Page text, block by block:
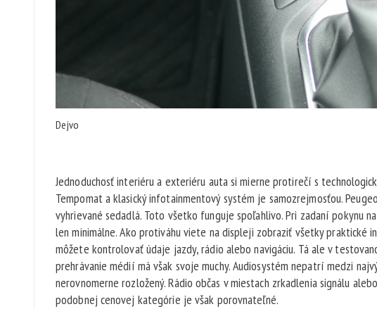
Dejvo
Jednoduchosť interiéru a exteriéru auta si mierne protirečí s
Tempomat a klasický infotainmentový systém je samozrejmosťou.
vyhrievané sedadlá. Toto všetko funguje spoľahlivo. Pri zadaní pokynu
len minimálne. Ako protiváhu viete na displeji zobraziť všetky
môžete kontrolovať údaje jazdy, rádio alebo navigáciu. Tá ale v
prehrávanie médií má však svoje muchy. Audiosystém nepatrí medzi
nerovnomerne rozložený. Rádio občas v miestach zrkadlenia signálu
podobnej cenovej kategórie je však porovnateľné.